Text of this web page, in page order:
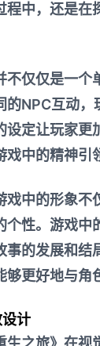
程中，还是在
不仅仅是一个
的NPC互动
设定让玩家更
戏中的精神引
戏中的形象
个性。游戏中
事的发展和结
更好地与角
计